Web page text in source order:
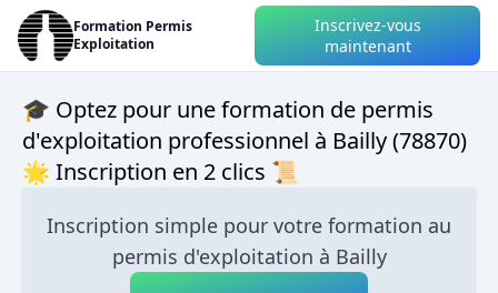
Formation Permis
Exploitation
Inscrivez-vous
maintenant
🎓 Optez pour une formation de permis
d'exploitation professionnel à Bailly (78870)
🌟 Inscription en 2 clics 📜
Inscription simple pour votre formation au
permis d'exploitation à Bailly